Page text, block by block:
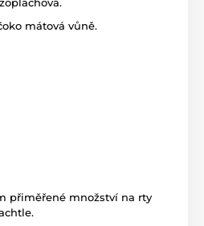
mátová vůně.
přiměřené množství na rty